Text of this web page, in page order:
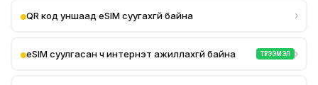
QR код уншаад eSIM суугахгүй байна ›
eSIM суулгасан ч интернэт ажиллахгүй байна ТҮГЭЭМЭЛ ›